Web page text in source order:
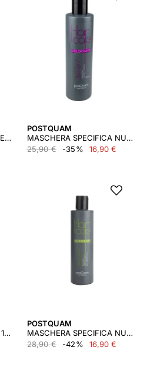
CREMA NUTRIENTE PER PELLI NORMALI 50 ML.
POSTQUAM
MASCHERA SPECIFICA NUTRI COLOR 250 ML.
25,90 €
-35% 16,90 €
SHAMPOO ANTIFORFORA 1000 ML.
POSTQUAM
MASCHERA SPECIFICA NUTRI ACTIV 250 ML.
28,90 €
-42% 16,90 €